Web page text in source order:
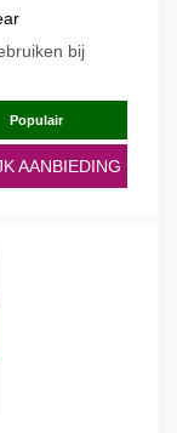
bij
Populair
AANBIEDING